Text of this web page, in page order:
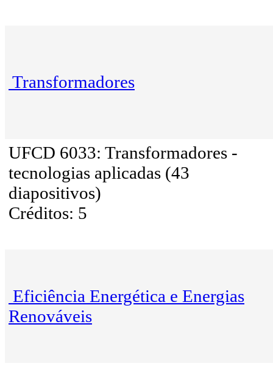
Transformadores
UFCD 6033: Transformadores -
tecnologias aplicadas (43
diapositivos)
Créditos: 5
Eficiência Energética e Energias
Renováveis